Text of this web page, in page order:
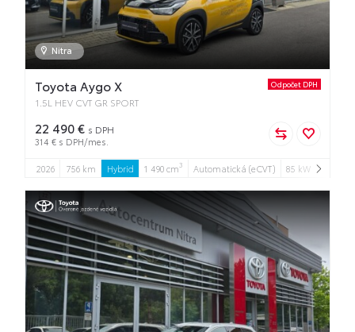
Nitra
Toyota Aygo X
1.5L HEV CVT GR SPORT
Odpočet DPH
22 490 € s DPH
314 € s DPH/mes.
2026 756 km Hybrid 1 490 cm3 Automatická (eCVT) 85 kW